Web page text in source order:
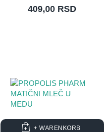
409,00 RSD
+ WARENKORB